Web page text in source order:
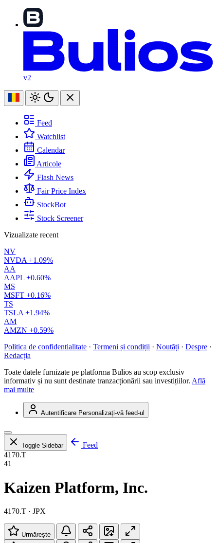
v2
Feed
Watchlist
Calendar
Articole
Flash News
Fair Price Index
StockBot
Stock Screener
Vizualizate recent
NV
NVDA +1.09%
AA
AAPL +0.60%
MS
MSFT +0.16%
TS
TSLA +1.94%
AM
AMZN +0.59%
Politica de confidențialitate · Termeni și condiții · Noutăți · Despre ·
Redacția
Toate datele furnizate pe platforma Bulios au scop exclusiv
informativ și nu sunt destinate tranzacționării sau investițiilor. Află
mai multe
Autentificare Personalizați-vă feed-ul
Toggle Sidebar
Feed
4170.T
41
Kaizen Platform, Inc.
4170.T · JPX
Urmărește